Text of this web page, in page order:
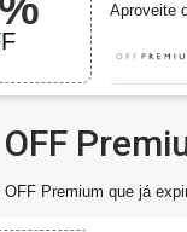
70%
Aproveite
Premium que já